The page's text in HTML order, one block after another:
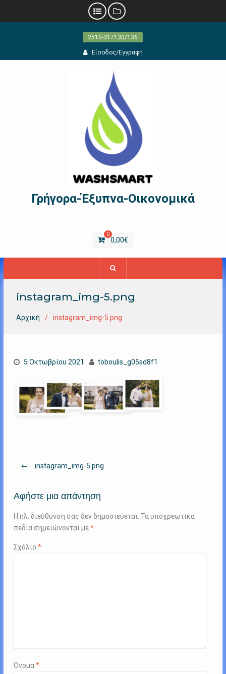
2510-317130/136
Είσοδος/Εγγραφή
Γρήγορα-Έξυπνα-Οικονομικά
0
0,00€
instagram_img-5.png
Αρχική instagram_img-5.png
5 Οκτωβρίου 2021 toboulis_g05sd8f1
Πλοήγηση
instagram_img-5.png
Αφήστε μια απάντηση
Η ηλ. διεύθυνση σας δεν δημοσιεύεται. Τα υποχρεωτικά
πεδία σημειώνονται με*
Σχόλιο *
Όνομα*